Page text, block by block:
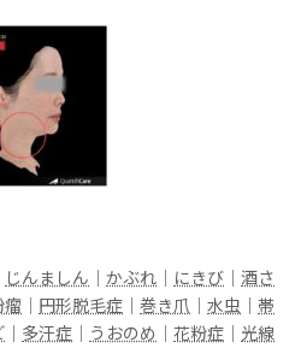
じんましん かぶれ にきび
酒さ
瘤 円形脱毛症 巻き爪 水虫
帯
多汗症 うおのめ 花粉症
光線